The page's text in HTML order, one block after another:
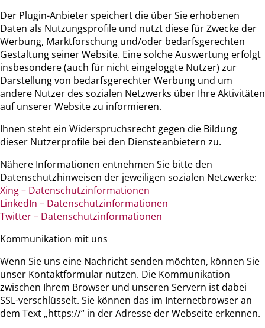
Der Plugin-Anbieter speichert die über Sie erhobenen
Daten als Nutzungsprofile und nutzt diese für Zwecke der
Werbung, Marktforschung und/oder bedarfsgerechten
Gestaltung seiner Website. Eine solche Auswertung erfolgt
insbesondere (auch für nicht eingeloggte Nutzer) zur
Darstellung von bedarfsgerechter Werbung und um
andere Nutzer des sozialen Netzwerks über Ihre Aktivitäten
auf unserer Website zu informieren.
Ihnen steht ein Widerspruchsrecht gegen die Bildung
dieser Nutzerprofile bei den Diensteanbietern zu.
Nähere Informationen entnehmen Sie bitte den
Datenschutzhinweisen der jeweiligen sozialen Netzwerke:
Xing – Datenschutzinformationen
LinkedIn – Datenschutzinformationen
Twitter – Datenschutzinformationen
Kommunikation mit uns
Wenn Sie uns eine Nachricht senden möchten, können Sie
unser Kontaktformular nutzen. Die Kommunikation
zwischen Ihrem Browser und unseren Servern ist dabei
SSL-verschlüsselt. Sie können das im Internetbrowser an
dem Text „https://“ in der Adresse der Webseite erkennen.